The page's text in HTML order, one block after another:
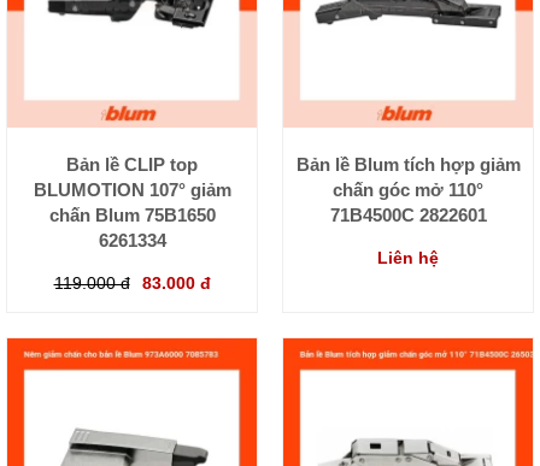
Bản lề CLIP top
BLUMOTION 107° giảm
chấn Blum 75B1650
6261334
119.000 đ 83.000 đ
Bản lề Blum tích hợp giảm
chấn góc mở 110°
71B4500C 2822601
Liên hệ